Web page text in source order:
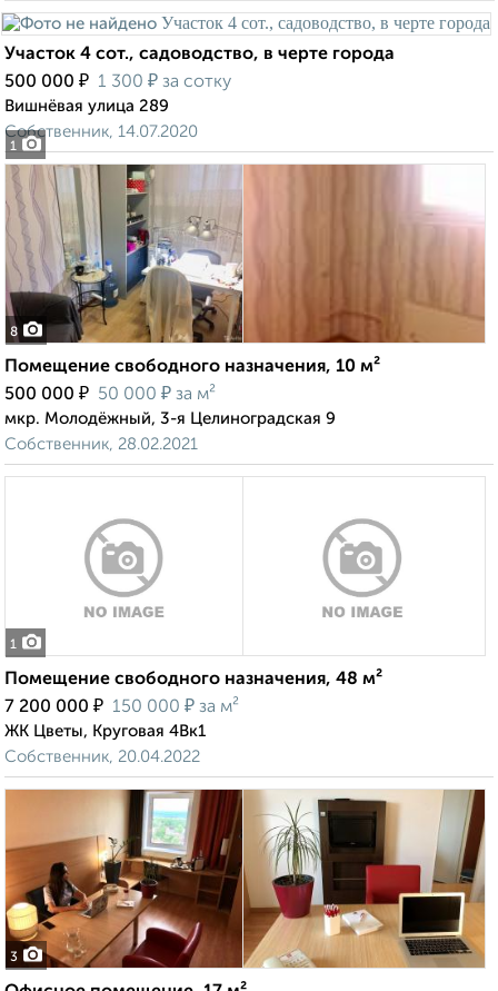
1
Участок 4 сот., садоводство, в черте города
500 000 ₽ 1 300 ₽ за сотку
Вишнёвая улица 289
Собственник, 14.07.2020
8
Помещение свободного назначения, 10 м²
500 000 ₽ 50 000 ₽ за м²
мкр. Молодёжный, 3-я Целиноградская 9
Собственник, 28.02.2021
1
Помещение свободного назначения, 48 м²
7 200 000 ₽ 150 000 ₽ за м²
ЖК Цветы, Круговая 4Вк1
Собственник, 20.04.2022
3